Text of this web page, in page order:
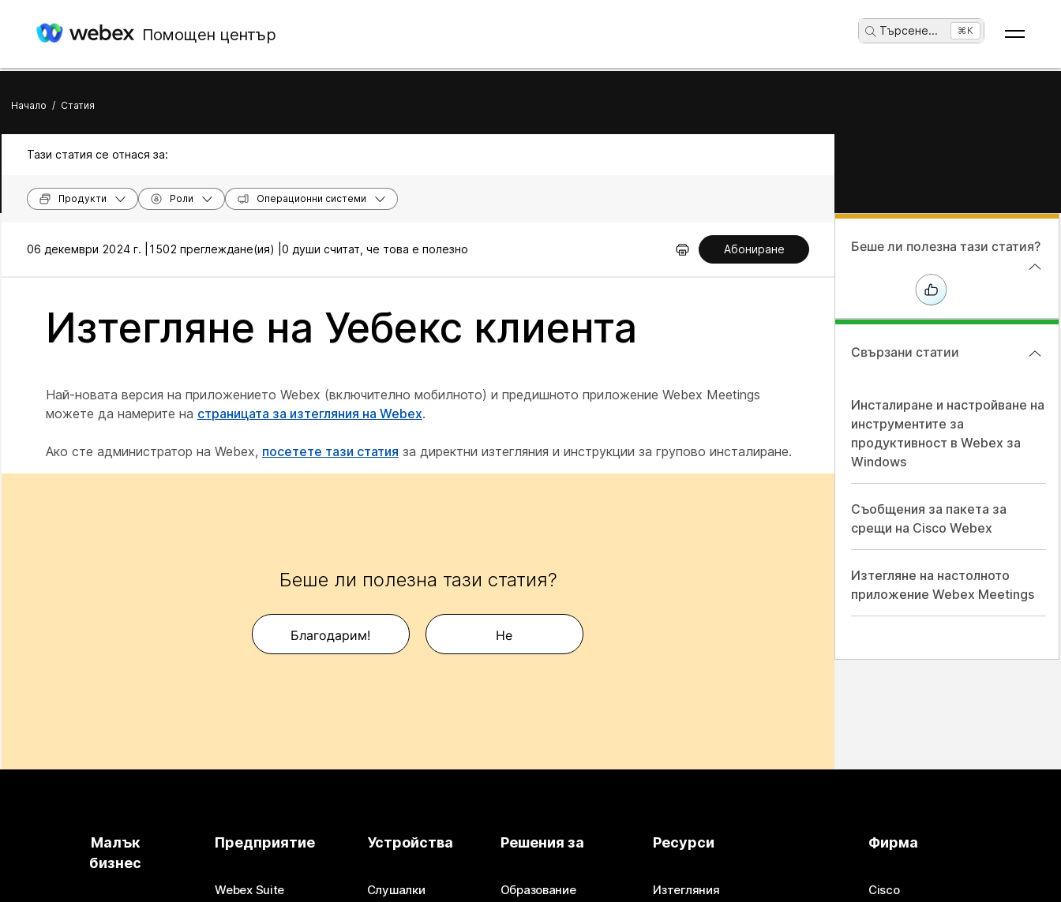
Помощен център Търсене... ⌘K
Начало / Статия
Тази статия се отнася за:
Продукти Роли Операционни системи
06 декември 2024 г. | 1502 преглеждане(ия) | 0 души считат, че това е полезно Абониране
Изтегляне на Уебекс клиента
Най-новата версия на приложението Webex (включително мобилното) и предишното приложение Webex Meetings
можете да намерите на страницата за изтегляния на Webex.
Ако сте администратор на Webex, посетете тази статия за директни изтегляния и инструкции за групово инсталиране.
Беше ли полезна тази статия?
Благодарим! Не
Беше ли полезна тази статия?
Свързани статии
Инсталиране и настройване на
инструментите за
продуктивност в Webex за
Windows
Съобщения за пакета за
срещи на Cisco Webex
Изтегляне на настолното
приложение Webex Meetings
Малък
бизнес
Предприятие
Webex Suite
Устройства
Слушалки
Решения за
Образование
Ресурси
Изтегляния
Фирма
Cisco